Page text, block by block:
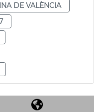
DE VALÈNCIA